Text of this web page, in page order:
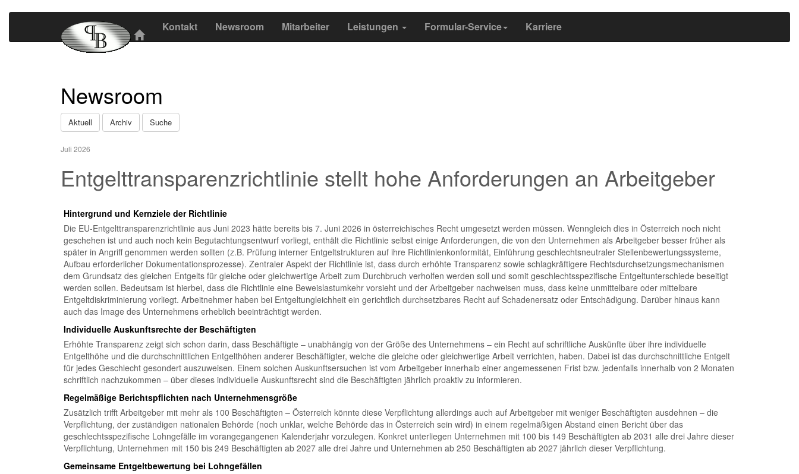
Kontakt Newsroom Mitarbeiter Leistungen Formular-Service Karriere
Newsroom
Aktuell Archiv Suche
Juli 2026
Entgelttransparenz​­richtlinie stellt hohe Anforderungen an Arbeitgeber
Hintergrund und Kernziele der Richtlinie
Die EU-Entgelttransparenzrichtlinie aus Juni 2023 hätte bereits bis 7. Juni 2026 in österreichisches Recht umgesetzt werden müssen. Wenngleich dies in Österreich noch nicht
geschehen ist und auch noch kein Begutachtungsentwurf vorliegt, enthält die Richtlinie selbst einige Anforderungen, die von den Unternehmen als Arbeitgeber besser früher als
später in Angriff genommen werden sollten (z.B. Prüfung interner Entgeltstrukturen auf ihre Richtlinienkonformität, Einführung geschlechtsneutraler Stellenbewertungssysteme,
Aufbau erforderlicher Dokumentationsprozesse). Zentraler Aspekt der Richtlinie ist, dass durch erhöhte Transparenz sowie schlagkräftigere Rechtsdurchsetzungsmechanismen
dem Grundsatz des gleichen Entgelts für gleiche oder gleichwertige Arbeit zum Durchbruch verholfen werden soll und somit geschlechtsspezifische Entgeltunterschiede beseitigt
werden sollen. Bedeutsam ist hierbei, dass die Richtlinie eine Beweislastumkehr vorsieht und der Arbeitgeber nachweisen muss, dass keine unmittelbare oder mittelbare
Entgeltdiskriminierung vorliegt. Arbeitnehmer haben bei Entgeltungleichheit ein gerichtlich durchsetzbares Recht auf Schadenersatz oder Entschädigung. Darüber hinaus kann
auch das Image des Unternehmens erheblich beeinträchtigt werden.
Individuelle Auskunftsrechte der Beschäftigten
Erhöhte Transparenz zeigt sich schon darin, dass Beschäftigte – unabhängig von der Größe des Unternehmens – ein Recht auf schriftliche Auskünfte über ihre individuelle
Entgelthöhe und die durchschnittlichen Entgelthöhen anderer Beschäftigter, welche die gleiche oder gleichwertige Arbeit verrichten, haben. Dabei ist das durchschnittliche Entgelt
für jedes Geschlecht gesondert auszuweisen. Einem solchen Auskunftsersuchen ist vom Arbeitgeber innerhalb einer angemessenen Frist bzw. jedenfalls innerhalb von 2 Monaten
schriftlich nachzukommen – über dieses individuelle Auskunftsrecht sind die Beschäftigten jährlich proaktiv zu informieren.
Regelmäßige Berichtspflichten nach Unternehmensgröße
Zusätzlich trifft Arbeitgeber mit mehr als 100 Beschäftigten – Österreich könnte diese Verpflichtung allerdings auch auf Arbeitgeber mit weniger Beschäftigten ausdehnen – die
Verpflichtung, der zuständigen nationalen Behörde (noch unklar, welche Behörde das in Österreich sein wird) in einem regelmäßigen Abstand einen Bericht über das
geschlechtsspezifische Lohngefälle im vorangegangenen Kalenderjahr vorzulegen. Konkret unterliegen Unternehmen mit 100 bis 149 Beschäftigten ab 2031 alle drei Jahre dieser
Verpflichtung, Unternehmen mit 150 bis 249 Beschäftigten ab 2027 alle drei Jahre und Unternehmen ab 250 Beschäftigten ab 2027 jährlich dieser Verpflichtung.
Gemeinsame Entgeltbewertung bei Lohngefällen